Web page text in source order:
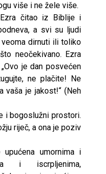
više i ne žele više.
čitao iz Biblije i
a svi su ljudi
dirnuti ili toliko
neočekivano. Ezra
je dan posvećen
ne plačite! Ne
vaša je jakost!“ (Neh
i bogoslužni prostori.
riječ, a ona je poziv
umornima i
i iscrpljenima,